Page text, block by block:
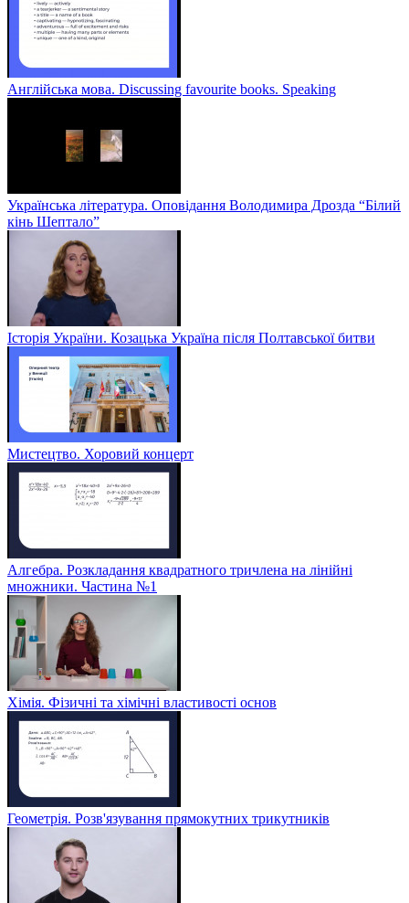
Англійська мова. Discussing favourite books. Speaking
Українська література. Оповідання Володимира Дрозда “Білий
кінь Шептало”
Історія України. Козацька Україна після Полтавської битви
Мистецтво. Хоровий концерт
Алгебра. Розкладання квадратного тричлена на лінійні
множники. Частина №1
Хімія. Фізичні та хімічні властивості основ
Геометрія. Розв'язування прямокутних трикутників